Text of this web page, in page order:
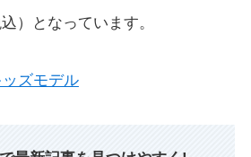
）となっています。
ズモデル